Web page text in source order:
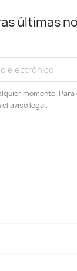
últimas
momento.
aviso legal.